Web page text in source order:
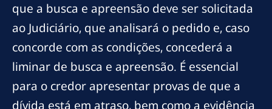
que a busca e apreensão deve ser solicitada
ao Judiciário, que analisará o pedido e, caso
concorde com as condições, concederá a
liminar de busca e apreensão. É essencial
para o credor apresentar provas de que a
dívida está em atraso, bem como a evidência